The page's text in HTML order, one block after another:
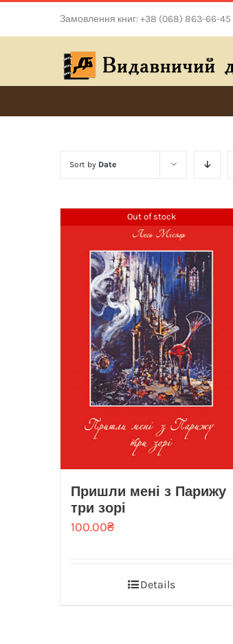
Замовлення книг: +38 (068) 863-66-45
Sort by Date
Out of stock
Пришли мені з Парижу
три зорі
100.00₴
Details